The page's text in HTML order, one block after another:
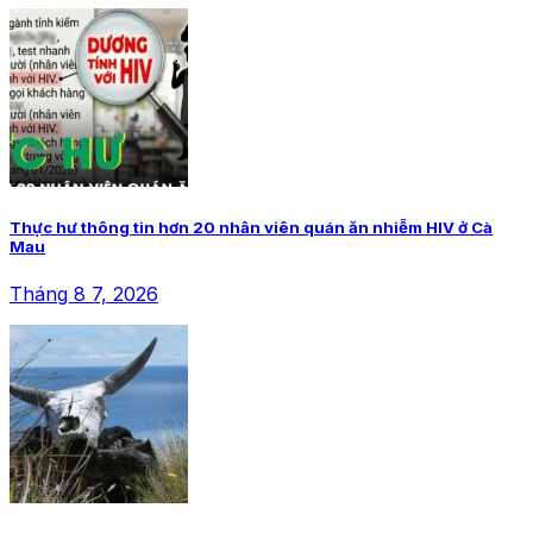
Thực hư thông tin hơn 20 nhân viên quán ăn nhiễm HIV ở Cà
Mau
Tháng 8 7, 2026